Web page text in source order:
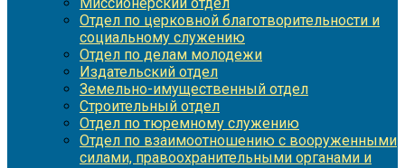
Отдел по церковной благотворительности и
социальному служению
Отдел по делам молодежи
Издательский отдел
Земельно-имущественный отдел
Строительный отдел
Отдел по тюремному служению
Отдел по взаимоотношению с вооруженными
силами, правоохранительными органами и